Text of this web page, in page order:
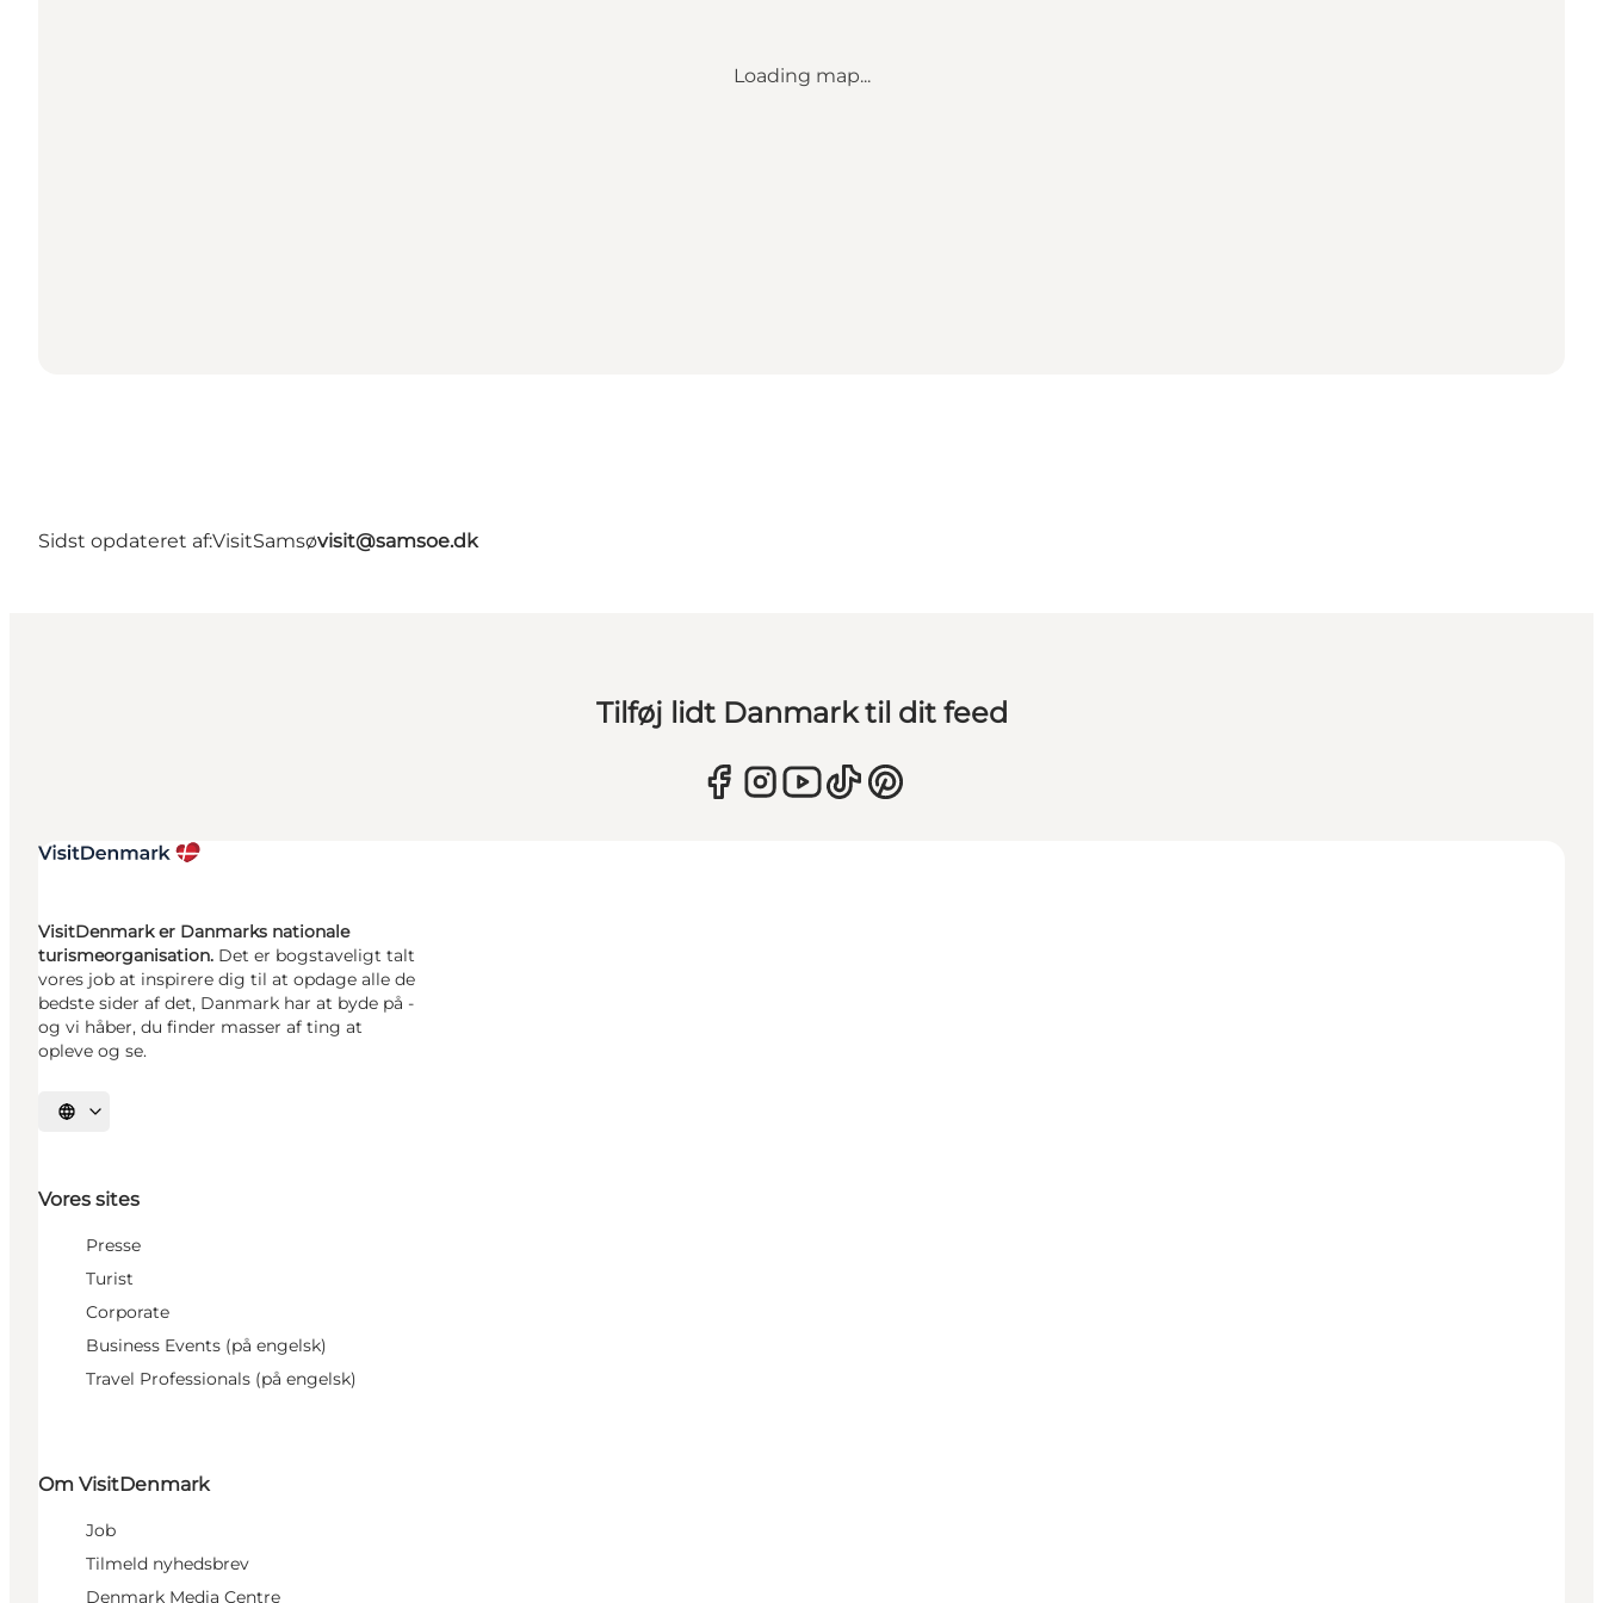
Loading map...
Sidst opdateret af:VisitSamsøvisit@samsoe.dk
Tilføj lidt Danmark til dit feed
VisitDenmark er Danmarks nationale
turismeorganisation. Det er bogstaveligt talt
vores job at inspirere dig til at opdage alle de
bedste sider af det, Danmark har at byde på -
og vi håber, du finder masser af ting at
opleve og se.
Vælg sprog
Vores sites
Presse
Turist
Corporate
Business Events (på engelsk)
Travel Professionals (på engelsk)
Om VisitDenmark
Job
Tilmeld nyhedsbrev
Denmark Media Centre